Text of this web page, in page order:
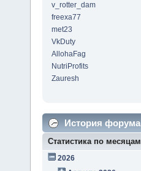
v_rotter_dam
freexa77
met23
VkDuty
AllohaFag
NutriProfits
Zauresh
История форума
Статистика по месяцам
2026